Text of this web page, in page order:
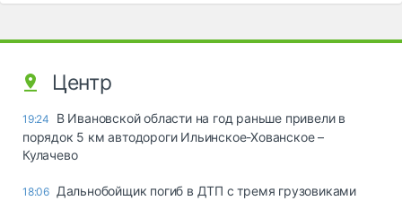
Центр
19:24
В Ивановской области на год раньше привели в
порядок 5 км автодороги Ильинское-Хованское –
Кулачево
18:06 Дальнобойщик погиб в ДТП с тремя грузовиками